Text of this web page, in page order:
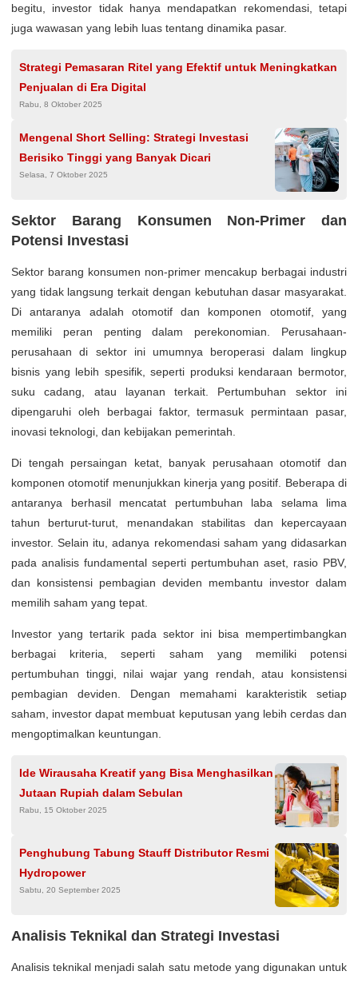
begitu, investor tidak hanya mendapatkan rekomendasi, tetapi
juga wawasan yang lebih luas tentang dinamika pasar.
Strategi Pemasaran Ritel yang Efektif untuk Meningkatkan
Penjualan di Era Digital
Rabu, 8 Oktober 2025
Mengenal Short Selling: Strategi Investasi
Berisiko Tinggi yang Banyak Dicari
Selasa, 7 Oktober 2025
Sektor Barang Konsumen Non-Primer dan
Potensi Investasi
Sektor barang konsumen non-primer mencakup berbagai industri
yang tidak langsung terkait dengan kebutuhan dasar masyarakat.
Di antaranya adalah otomotif dan komponen otomotif, yang
memiliki peran penting dalam perekonomian. Perusahaan-
perusahaan di sektor ini umumnya beroperasi dalam lingkup
bisnis yang lebih spesifik, seperti produksi kendaraan bermotor,
suku cadang, atau layanan terkait. Pertumbuhan sektor ini
dipengaruhi oleh berbagai faktor, termasuk permintaan pasar,
inovasi teknologi, dan kebijakan pemerintah.
Di tengah persaingan ketat, banyak perusahaan otomotif dan
komponen otomotif menunjukkan kinerja yang positif. Beberapa di
antaranya berhasil mencatat pertumbuhan laba selama lima
tahun berturut-turut, menandakan stabilitas dan kepercayaan
investor. Selain itu, adanya rekomendasi saham yang didasarkan
pada analisis fundamental seperti pertumbuhan aset, rasio PBV,
dan konsistensi pembagian deviden membantu investor dalam
memilih saham yang tepat.
Investor yang tertarik pada sektor ini bisa mempertimbangkan
berbagai kriteria, seperti saham yang memiliki potensi
pertumbuhan tinggi, nilai wajar yang rendah, atau konsistensi
pembagian deviden. Dengan memahami karakteristik setiap
saham, investor dapat membuat keputusan yang lebih cerdas dan
mengoptimalkan keuntungan.
Ide Wirausaha Kreatif yang Bisa Menghasilkan
Jutaan Rupiah dalam Sebulan
Rabu, 15 Oktober 2025
Penghubung Tabung Stauff Distributor Resmi
Hydropower
Sabtu, 20 September 2025
Analisis Teknikal dan Strategi Investasi
Analisis teknikal menjadi salah satu metode yang digunakan untuk